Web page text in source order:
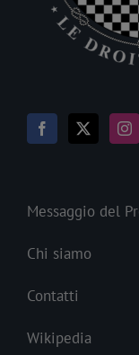
Messaggio del
Chi siamo
Contatti
Wikipedia